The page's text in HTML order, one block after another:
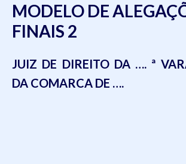
MODELO DE
FINAIS 2
JUIZ DE DIREITO DA …. ª
DA COMARCA DE ….